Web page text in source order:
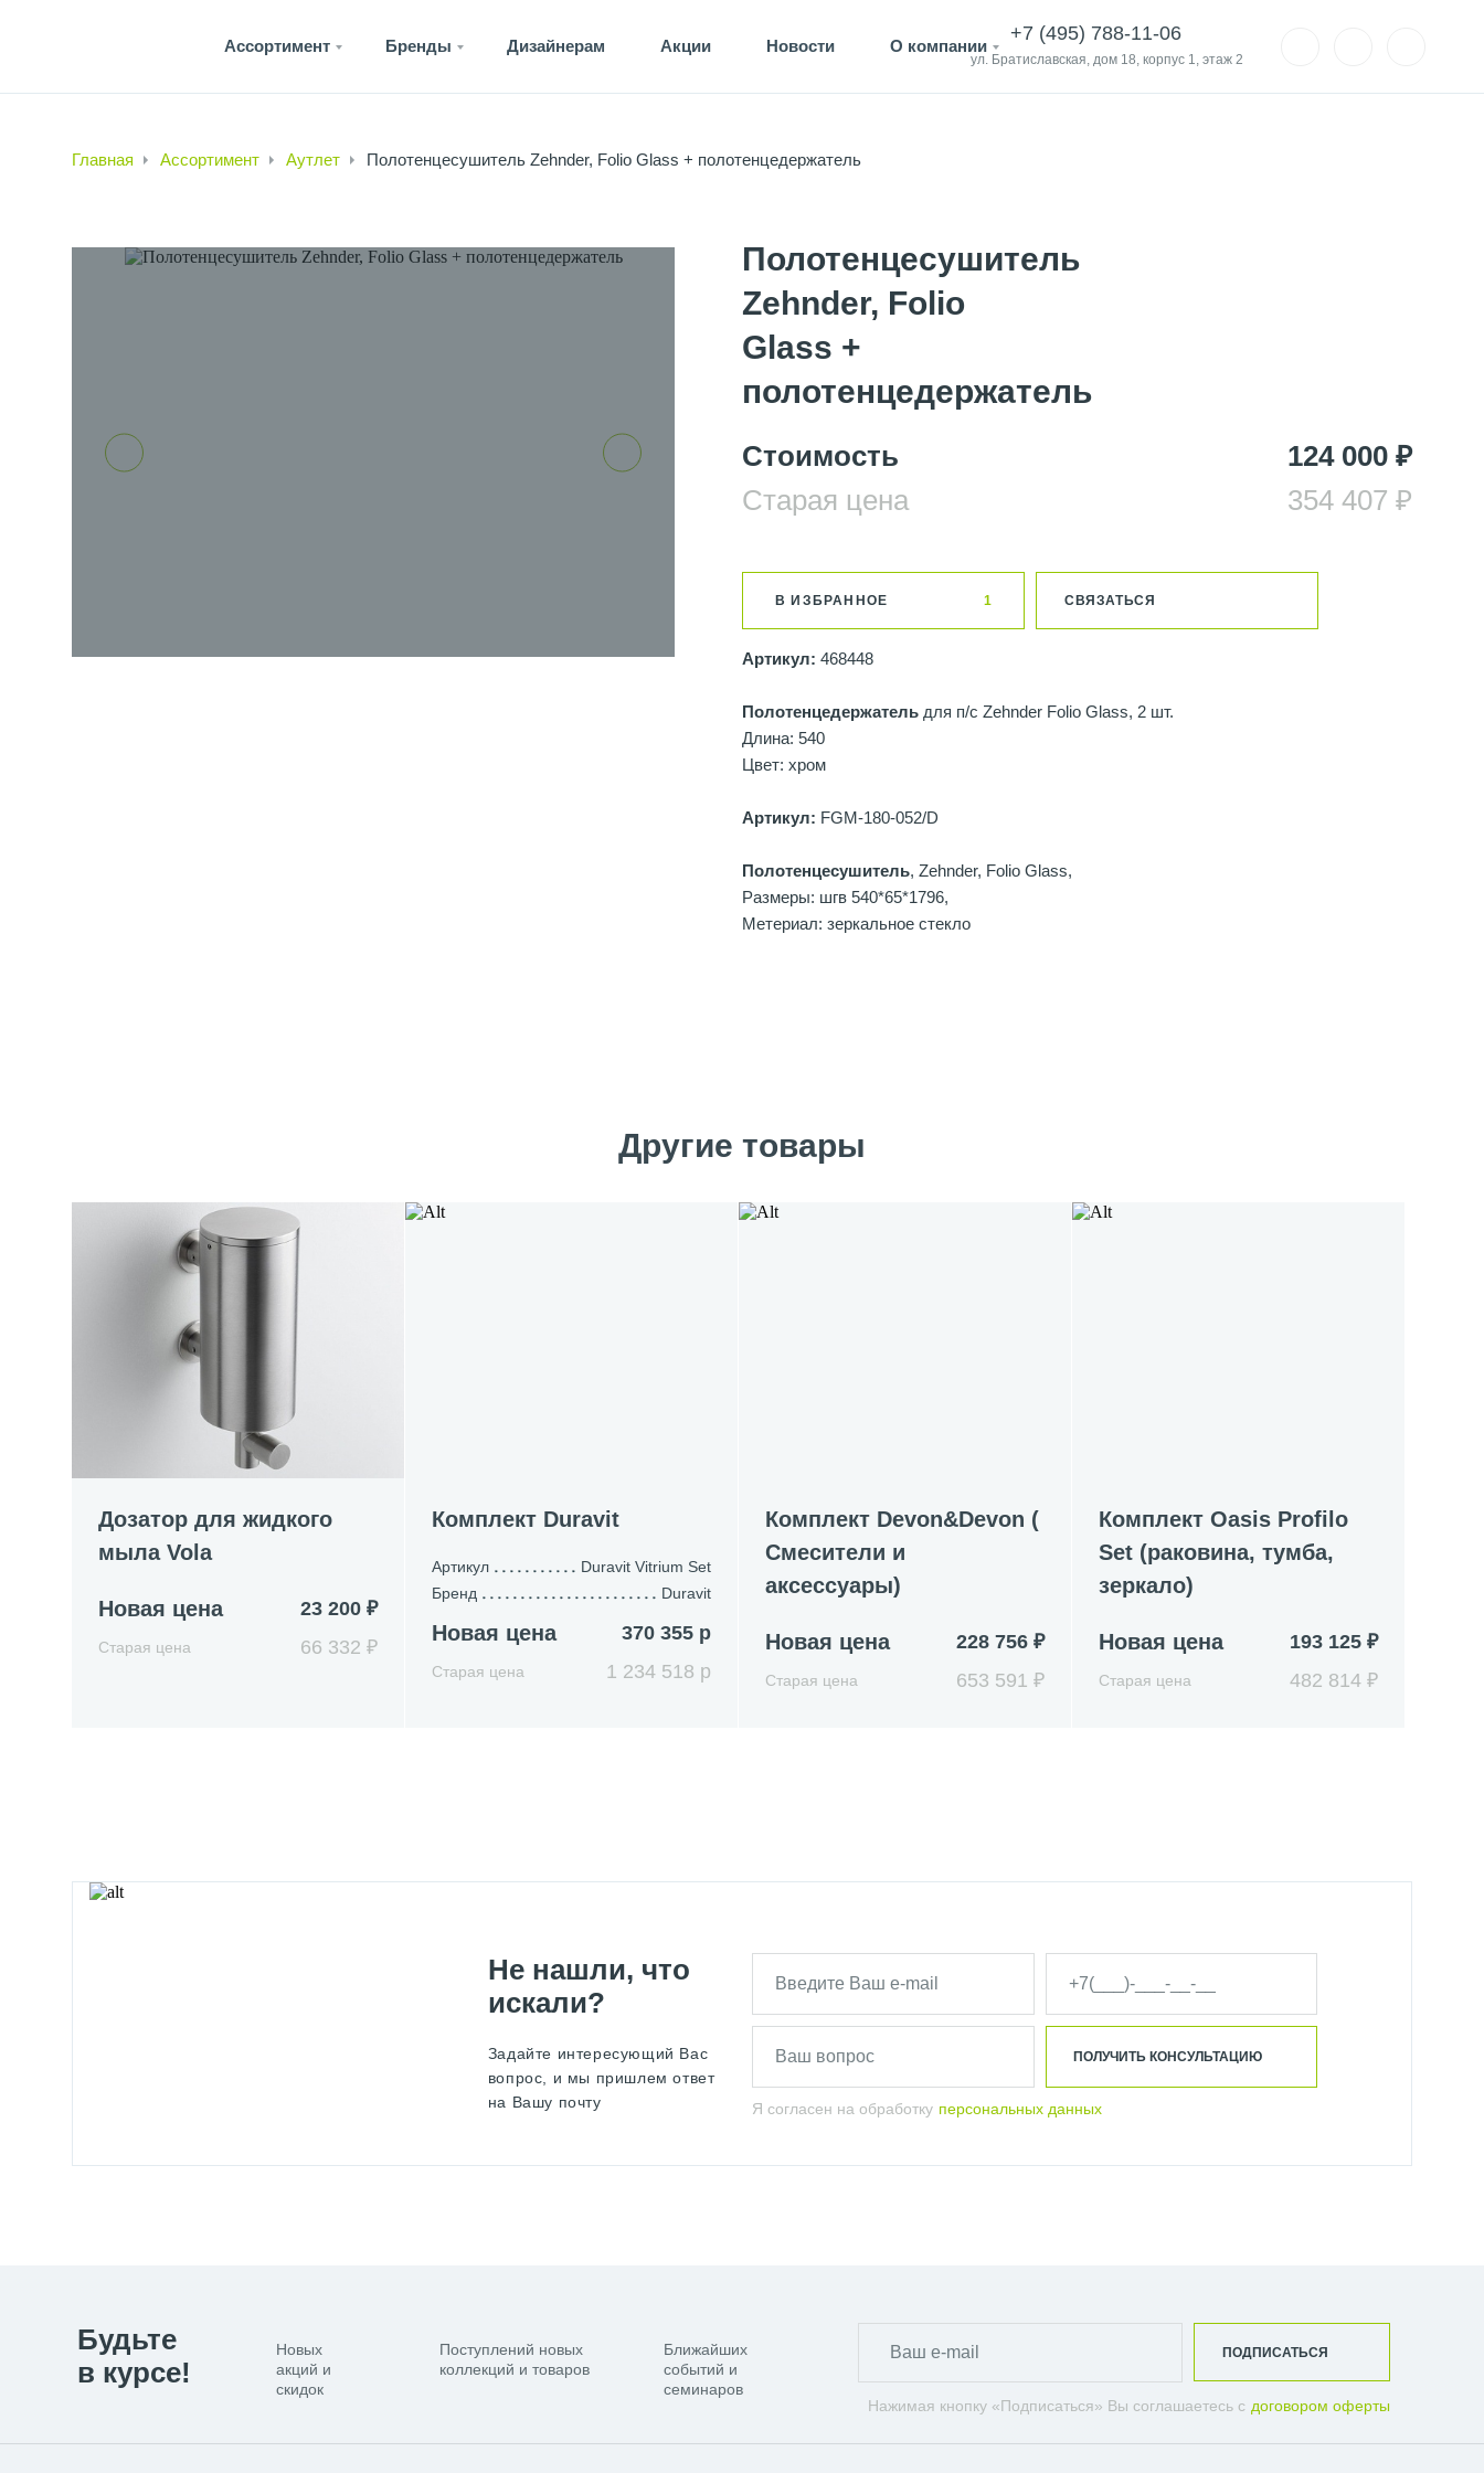
Ассортимент Бренды Дизайнерам Акции Новости О компании
+7 (495) 788-11-06
ул. Братиславская, дом 18, корпус 1, этаж 2
Главная Ассортимент Аутлет Полотенцесушитель Zehnder, Folio Glass + полотенцедержатель
Полотенцесушитель
Zehnder, Folio
Glass +
полотенцедержатель
Стоимость
124 000 ₽
Старая цена
354 407 ₽
В ИЗБРАННОЕ 1 СВЯЗАТЬСЯ
Артикул: 468448
Полотенцедержатель для п/с Zehnder Folio Glass, 2 шт.
Длина: 540
Цвет: хром
Артикул: FGM-180-052/D
Полотенцесушитель, Zehnder, Folio Glass,
Размеры: шгв 540*65*1796,
Метериал: зеркальное стекло
Другие товары
Дозатор для жидкого
мыла Vola
Новая цена 23 200 ₽
Старая цена 66 332 ₽
Комплект Duravit
Артикул
Duravit Vitrium Set
Бренд
Duravit
Новая цена 370 355 р
Старая цена 1 234 518 р
Комплект Devon&Devon (
Смесители и
аксессуары)
Новая цена 228 756 ₽
Старая цена 653 591 ₽
Комплект Oasis Profilo
Set (раковина, тумба,
зеркало)
Новая цена 193 125 ₽
Старая цена 482 814 ₽
Не нашли, что
искали?
Задайте интересующий Вас
вопрос, и мы пришлем ответ
на Вашу почту
Я согласен на обработку персональных данных
ПОЛУЧИТЬ КОНСУЛЬТАЦИЮ
Будьте
в курсе!
Новых
акций и
скидок
Поступлений новых
коллекций и товаров
Ближайших
событий и
семинаров
Нажимая кнопку «Подписаться» Вы соглашаетесь с договором оферты
ПОДПИСАТЬСЯ